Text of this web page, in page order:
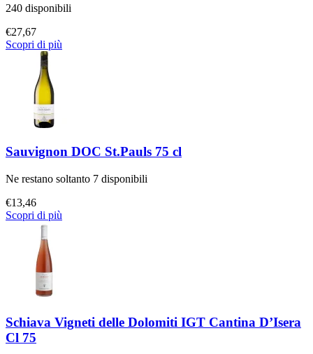
240 disponibili
€27,67
Scopri di più
Sauvignon DOC St.Pauls 75 cl
Ne restano soltanto 7 disponibili
€13,46
Scopri di più
Schiava Vigneti delle Dolomiti IGT Cantina D’Isera
Cl 75